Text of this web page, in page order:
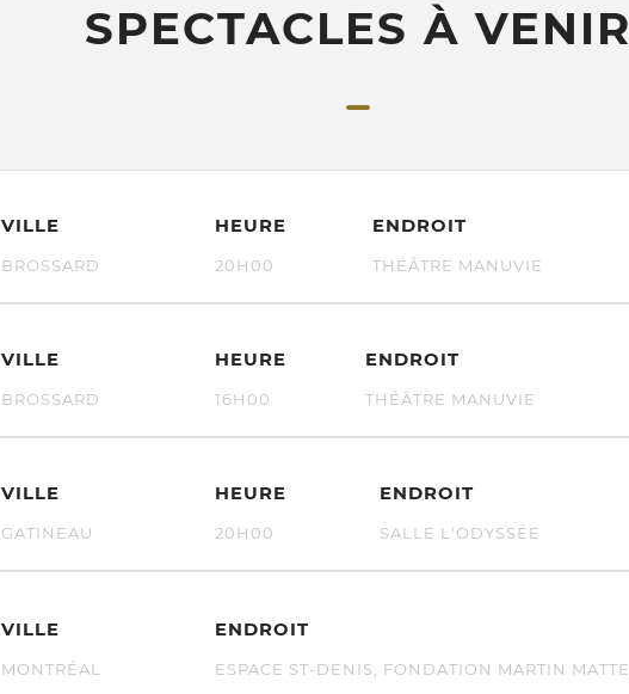
SPECTACLES À VENIR
VILLE
BROSSARD
HEURE
20H00
ENDROIT
THÉÂTRE MANUVIE
VILLE
BROSSARD
HEURE
16H00
ENDROIT
THÉÂTRE MANUVIE
VILLE
GATINEAU
HEURE
20H00
ENDROIT
SALLE L'ODYSSÉE
VILLE
MONTRÉAL
ENDROIT
ESPACE ST-DENIS, FONDATION MARTIN MATTE